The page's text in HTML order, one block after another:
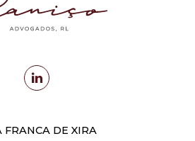
FRANCA DE XIRA